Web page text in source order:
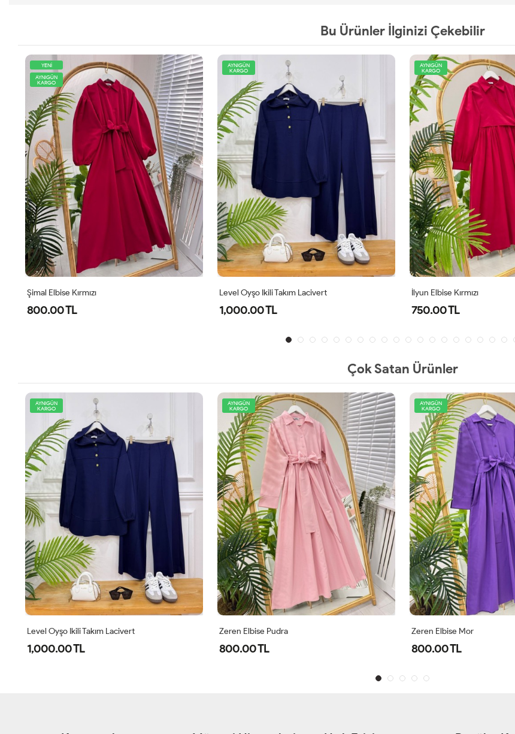
Bu Ürünler İlginizi Çekebilir
YENİ
AYNIGÜN
KARGO
Şimal Elbise Kırmızı
800.00 TL
AYNIGÜN
KARGO
Level Oyşo Ikili Takım Lacivert
1,000.00 TL
AYNIGÜN
KARGO
İlyun Elbise Kırmızı
750.00 TL
Çok Satan Ürünler
AYNIGÜN
KARGO
Level Oyşo Ikili Takım Lacivert
1,000.00 TL
AYNIGÜN
KARGO
Zeren Elbise Pudra
800.00 TL
AYNIGÜN
KARGO
Zeren Elbise Mor
800.00 TL